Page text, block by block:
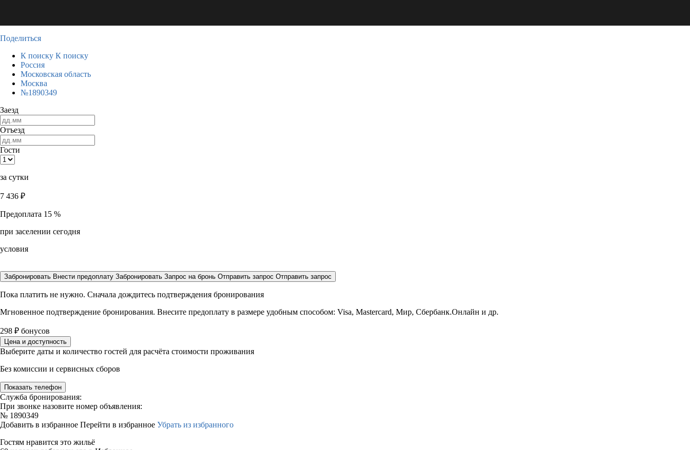
Поделиться
К поиску К поиску
Россия
Московская область
Москва
№1890349
Заезд
Отъезд
Гости
за сутки
7 436 ₽
Предоплата 15 %
при заселении сегодня
условия
Забронировать Внести предоплату Забронировать Запрос на бронь Отправить запрос Отправить запрос
Пока платить не нужно. Сначала дождитесь подтверждения бронирования
Мгновенное подтверждение бронирования. Внесите предоплату в размере удобным способом: Visa, Mastercard, Мир, Сбербанк.Онлайн и др.
298 ₽ бонусов
Цена и доступность
Выберите даты и количество гостей для расчёта стоимости проживания
Без комиссии и сервисных сборов
Показать телефон
Служба бронирования:
При звонке назовите номер объявления:
№ 1890349
Добавить в избранное Перейти в избранное Убрать из избранного
Гостям нравится это жильё